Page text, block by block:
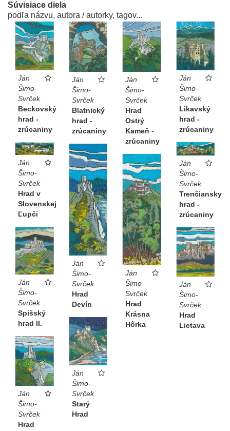
Súvisiace diela
podľa názvu, autora / autorky, tagov...
Ján
Šimo-
Svrček
Beckovský
hrad -
zrúcaniny
Ján
Šimo-
Svrček
Blatnický
hrad -
zrúcaniny
Ján
Šimo-
Svrček
Hrad
Ostrý
Kameň -
zrúcaniny
Ján
Šimo-
Svrček
Likavský
hrad -
zrúcaniny
Ján
Šimo-
Svrček
Hrad v
Slovenskej
Ľupči
Ján
Šimo-
Svrček
Trenčiansky
hrad -
zrúcaniny
Ján
Šimo-
Svrček
Hrad
Devín
Ján
Šimo-
Svrček
Hrad
Krásna
Hôrka
Ján
Šimo-
Svrček
Spišský
hrad II.
Ján
Šimo-
Svrček
Hrad
Lietava
Ján
Šimo-
Svrček
Starý
Hrad
Ján
Šimo-
Svrček
Hrad